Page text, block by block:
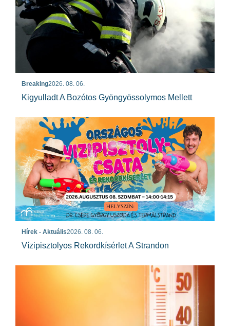
Breaking2026. 08. 06.
Kigyulladt A Bozótos Gyöngyössolymos Mellett
Hírek - Aktuális2026. 08. 06.
Vízipisztolyos Rekordkísérlet A Strandon